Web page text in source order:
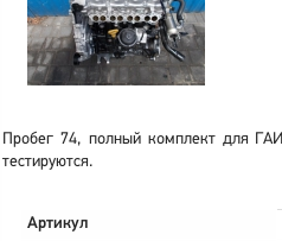
Пробег 74, полный комплект для
тестируются.
Артикул